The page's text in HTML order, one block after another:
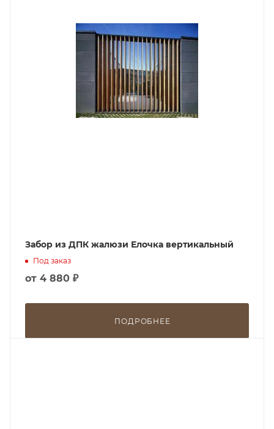
Забор из ДПК жалюзи Елочка вертикальный
Под заказ
от 4 880 ₽
ПОДРОБНЕЕ